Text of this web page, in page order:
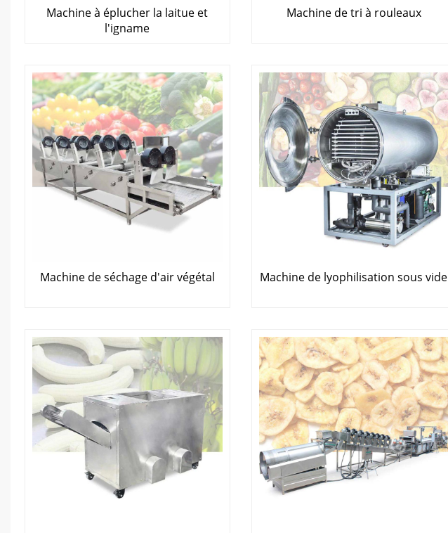
Machine à éplucher la laitue et
l'igname
Machine de tri à rouleaux
Machine de séchage d'air végétal Machine de lyophilisation sous vide